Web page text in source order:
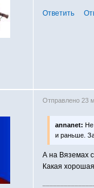
Ответить
Отправлено 23
annanet: Не
и раньше.
А на Вяземах
Какая